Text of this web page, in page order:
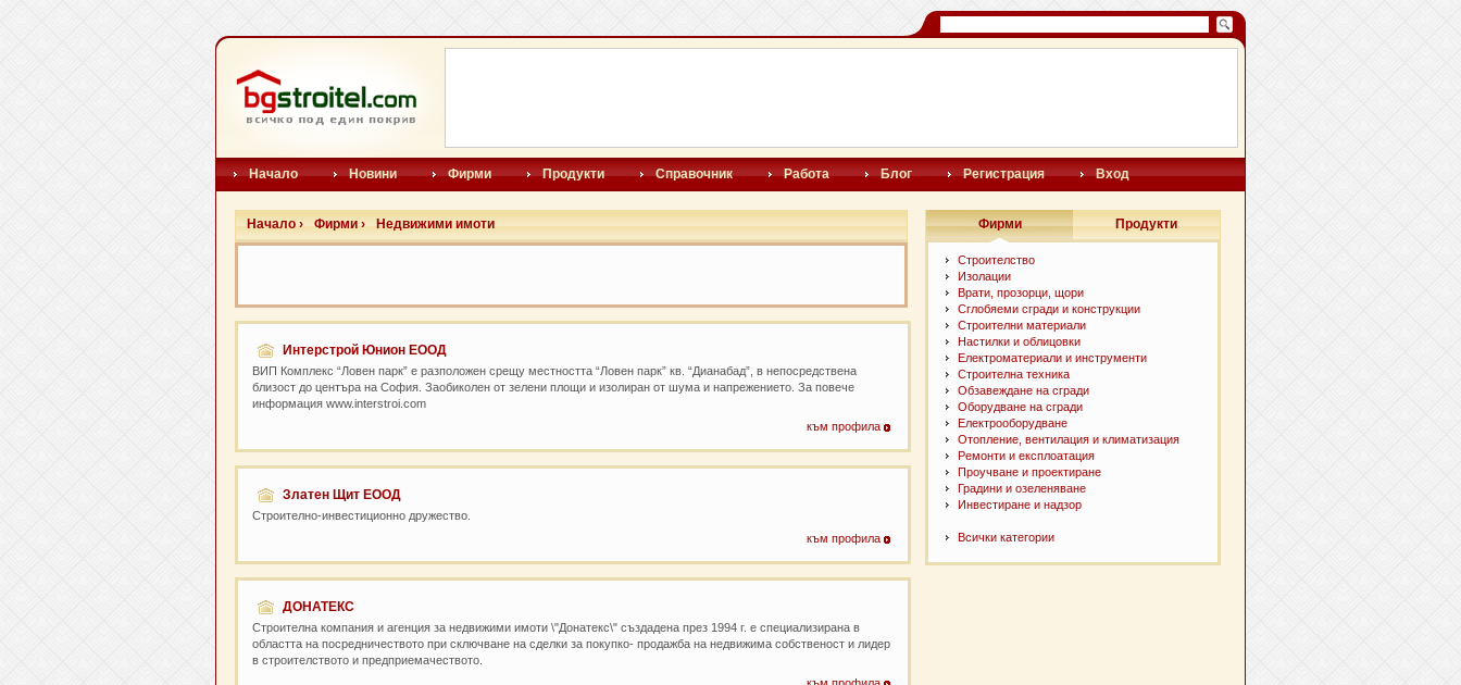
Начало Новини Фирми Продукти Справочник Работа Блог Регистрация Вход
Начало › Фирми › Недвижими имоти
Интерстрой Юнион ЕООД
ВИП Комплекс “Ловен парк” е разположен срещу местността “Ловен парк” кв. “Дианабад”, в непосредствена
близост до центъра на София. Заобиколен от зелени площи и изолиран от шума и напрежението. За повече
информация www.interstroi.com
към профила
Златен Щит ЕООД
Строително-инвестиционно дружество.
към профила
ДОНАТЕКС
Строителна компания и агенция за недвижими имоти \"Донатекс\" създадена през 1994 г. е специализирана в
областта на посредничеството при сключване на сделки за покупко- продажба на недвижима собственост и лидер
в строителството и предприемачеството.
Фирми Продукти
Строителство
Изолации
Врати, прозорци, щори
Сглобяеми сгради и конструкции
Строителни материали
Настилки и oблицовки
Електроматериали и инструменти
Строителна техника
Обзавеждане на сгради
Оборудване на сгради
Електрооборудване
Отопление, вентилация и климатизация
Ремонти и експлоатация
Проучване и проектиране
Градини и озеленяване
Инвестиране и надзор
Всички категории